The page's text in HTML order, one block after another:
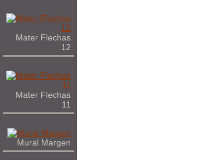
Mater Flechas
12
Mater Flechas
11
Mural Margen